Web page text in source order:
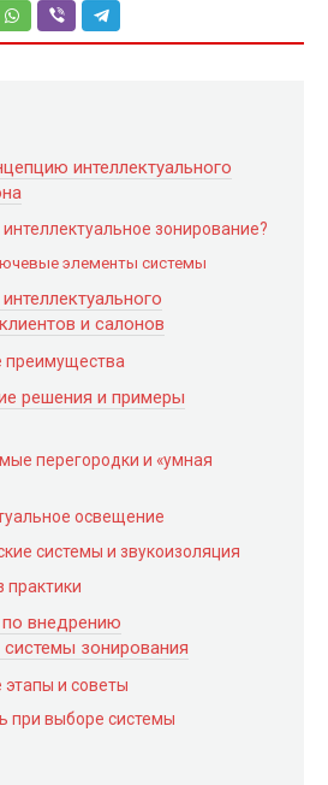
интеллектуального
зонирование?
элементы системы
и салонов
преимущества
решения и примеры
перегородки и «умная
освещение
системы и звукоизоляция
практики
внедрению
системы зонирования
и советы
при выборе системы